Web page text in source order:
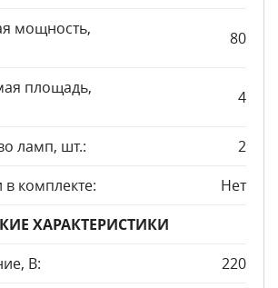
мощность,
80
площадь,
4
ламп, шт.:
2
комплекте:
Нет
ХАРАКТЕРИСТИКИ
В:
220